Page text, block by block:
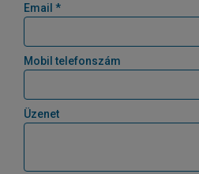
Email *
Mobil telefonszám
Üzenet